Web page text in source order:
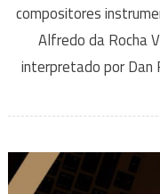
compositores
Alfredo da Rocha
interpretado por Dan